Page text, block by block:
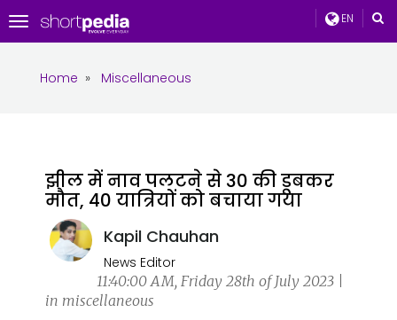
EN
Toggle
navigation
Home » Miscellaneous
झील में नाव पलटने से 30 की डूबकर
मौत, 40 यात्रियों को बचाया गया
Kapil Chauhan
News Editor
11:40:00 AM, Friday 28th of July 2023 |
in miscellaneous